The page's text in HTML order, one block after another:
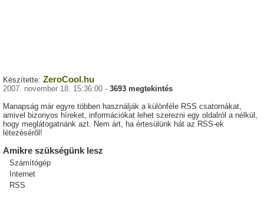
Készítette: ZeroCool.hu
2007. november 18. 15:36:00 - 3693 megtekintés
Manapság már egyre többen használják a különféle RSS csatornákat,
amivel bizonyos híreket, információkat lehet szerezni egy oldalról a nélkül,
hogy meglátogatnánk azt. Nem árt, ha értesülünk hát az RSS-ek
létezéséről!
Amikre szükségünk lesz
Számítógép
Internet
RSS